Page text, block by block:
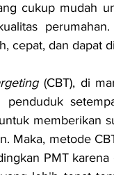
cukup mudah
cepat, dan dapat
(CBT), di
memberikan
Maka, metode
PMT karena